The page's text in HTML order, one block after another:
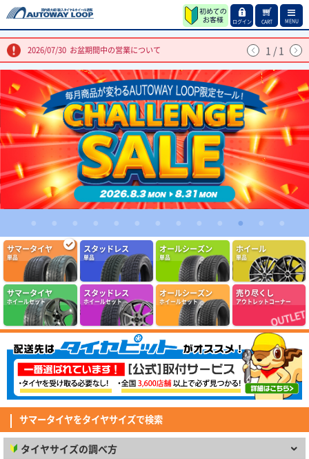
ログイン CART MENU
2026/07/30 お盆期間中の営業について 1 / 1
11
サマータイヤ
単品
スタッドレス
単品
オールシーズン
単品
ホイール
単品
サマータイヤ
ホイールセット
スタッドレス
ホイールセット
オールシーズン
ホイールセット
売り尽くし
アウトレットコーナー
サマータイヤをタイヤサイズで検索
タイヤサイズの調べ方
(4.86点)qol0309さん
ARMSTRONG BLU-TRAC HP 205/55R16 94W XL
問題なし定期交換しましょう
(4.86点)ike*******さん
MINERVA F205 215/45R17.Z 91Y XL
価格以上の性能を感じられるコスパ抜群のタイヤでした。グリップ・静粛性
ともに想像以上で、街乗りでは安心して走れます。 但し、燃費に関しては
若干心配はしていますが、この値段ではと割り切り、これから様子をみてい
きます。
(5.00点)pek*******さん
RADAR Dimax R8+ 275/40R19.Z 105Y XL
とても良く助かって居ます。ありがとう御座いました。
(5.00点)sig*******さん
MINERVA 209 165/60R15 81T XL